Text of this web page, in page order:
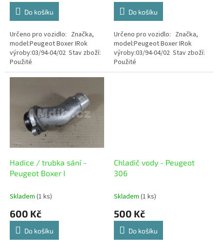
Do košíku
Určeno pro vozidlo: Značka,
model:Peugeot Boxer IRok
výroby:03/94-04/02 Stav zboží:
Použité
Do košíku
Určeno pro vozidlo: Značka,
model:Peugeot Boxer IRok
výroby:03/94-04/02 Stav zboží:
Použité
Hadice / trubka sání -
Peugeot Boxer I
Skladem (1 ks)
600 Kč
Do košíku
Chladič vody - Peugeot
306
Skladem (1 ks)
500 Kč
Do košíku